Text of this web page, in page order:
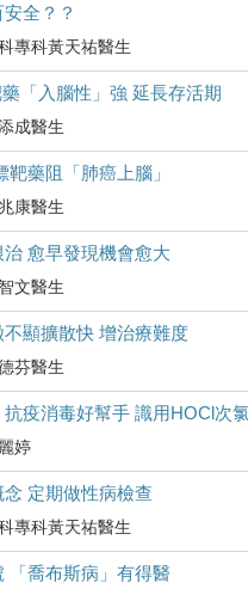
全？？
專科黃天祐醫生
「入腦性」強 延長存活期
成醫生
靶藥阻「肺癌上腦」
康醫生
愈早發現機會愈大
文醫生
顯擴散快 增治療難度
芬醫生
疫消毒好幫手 識用HOCl次
婷
定期做性病檢查
專科黃天祐醫生
「喬布斯病」有得醫